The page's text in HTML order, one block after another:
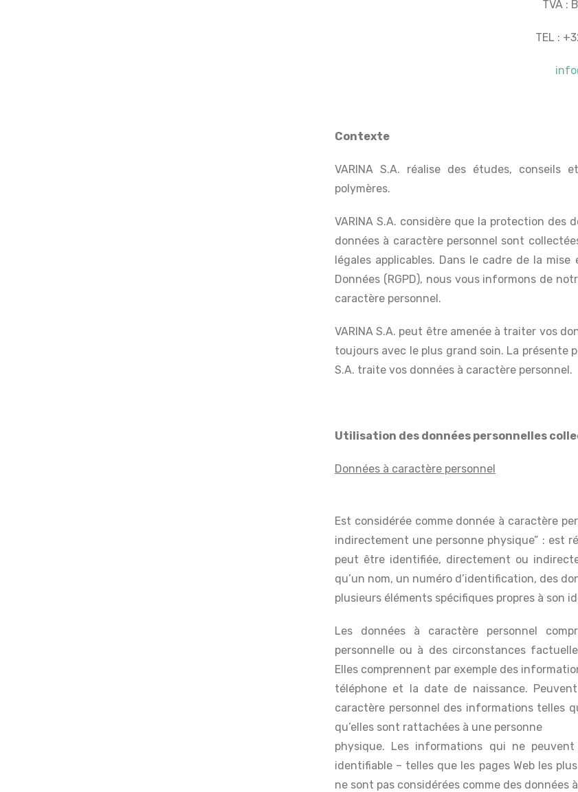
TVA :
TEL :
Contexte
VARINA S.A. réalise des études,
polymères.
VARINA S.A. considère que la protection des
données à caractère personnel sont
légales applicables. Dans le cadre de la
Données (RGPD), nous vous informons de
caractère personnel.
VARINA S.A. peut être amenée à traiter vos
toujours avec le plus grand soin. La présente
S.A. traite vos données à caractère personnel.
Utilisation des données personnelles
Données à caractère personnel
Est considérée comme donnée à caractère
indirectement une personne physique” : est
peut être identifiée, directement ou
qu’un nom, un numéro d’identification, des
plusieurs éléments spécifiques propres à son
Les données à caractère personnel
personnelle ou à des circonstances
Elles comprennent par exemple des
téléphone et la date de naissance.
caractère personnel des informations telles
qu’elles sont rattachées à une personne
physique. Les informations qui ne
identifiable – telles que les pages Web les
ne sont pas considérées comme des données